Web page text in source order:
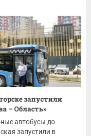
запустили
– Область»
автобусы до
запустили в